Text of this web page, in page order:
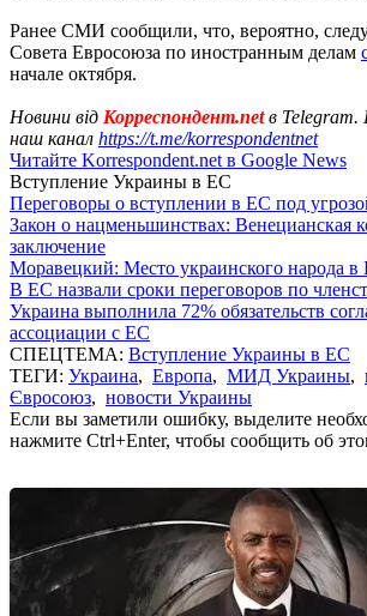
Ранее СМИ сообщили, что, вероятно,
Совета Евросоюза по иностранным делам
начале октября.
Новини від Корреспондент.netв Telegram.
наш канал https://t.me/korrespondentnet
Читайте Korrespondent.net в Google News
Вступление Украины в ЕС
Переговоры о вступлении в ЕС под
Закон о нацменьшинствах: Венецианская
заключение
Моравецкий: Место украинского народа
В ЕС назвали сроки переговоров по
Украина выполнила 72% обязательств
ассоциации с ЕС
СПЕЦТЕМА: Вступление Украины в ЕС
ТЕГИ: Украина, Европа, МИД Украины,
Євросоюз, новости Украины
Если вы заметили ошибку, выделите
нажмите Ctrl+Enter, чтобы сообщить об